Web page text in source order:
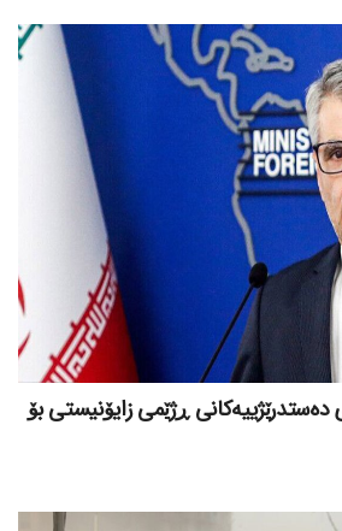
دەستدرێژییەکانی ڕژێمی زایۆنیستی بۆ